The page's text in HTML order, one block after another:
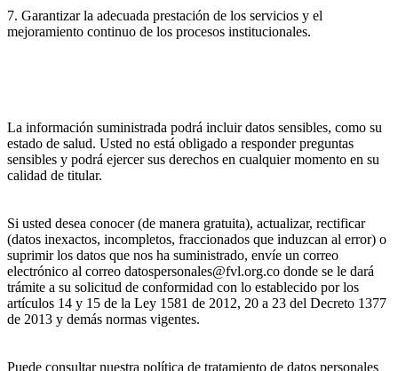
7. Garantizar la adecuada prestación de los servicios y el
mejoramiento continuo de los procesos institucionales.
La información suministrada podrá incluir datos sensibles, como su
estado de salud. Usted no está obligado a responder preguntas
sensibles y podrá ejercer sus derechos en cualquier momento en su
calidad de titular.
Si usted desea conocer (de manera gratuita), actualizar, rectificar
(datos inexactos, incompletos, fraccionados que induzcan al error) o
suprimir los datos que nos ha suministrado, envíe un correo
electrónico al correo datospersonales@fvl.org.co donde se le dará
trámite a su solicitud de conformidad con lo establecido por los
artículos 14 y 15 de la Ley 1581 de 2012, 20 a 23 del Decreto 1377
de 2013 y demás normas vigentes.
Puede consultar nuestra política de tratamiento de datos personales